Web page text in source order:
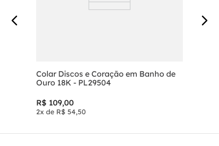
Colar Discos e Coração em Banho de
Ouro 18K - PL29504
R$ 109,00
2x de R$ 54,50